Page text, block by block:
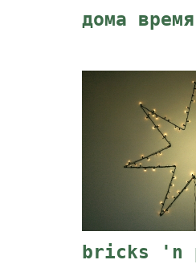
дома время
bricks 'n